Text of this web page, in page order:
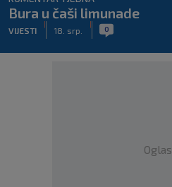
Bura u čaši limunade
VIJESTI 18. srp. 0
Oglas